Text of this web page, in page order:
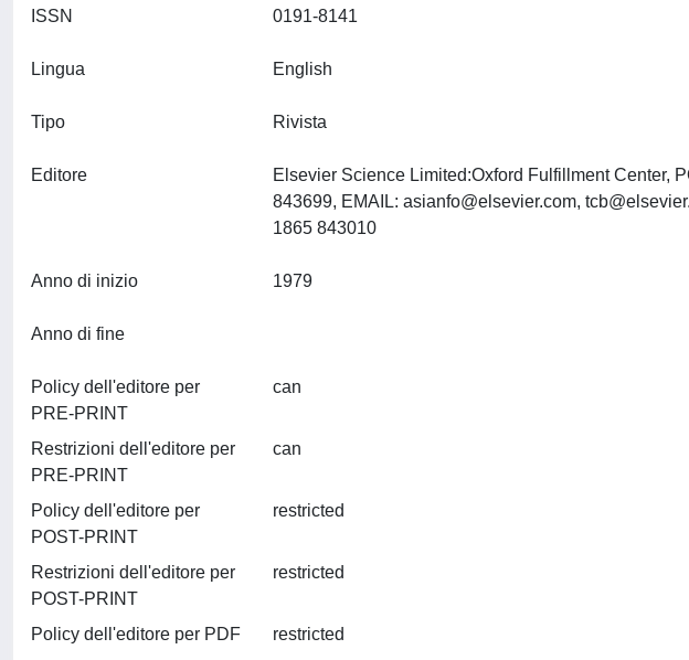
ISSN
Lingua
Tipo Rivista
Editore
Elsevier Science Limited:Oxford Fulfillment Center,
843699, EMAIL: asianfo@elsevier.com,
Anno di inizio
Anno di fine
Policy dell'editore per
PRE-PRINT
Restrizioni dell'editore per
PRE-PRINT
Policy dell'editore per
POST-PRINT
Restrizioni dell'editore per
POST-PRINT
Policy dell'editore per PDF